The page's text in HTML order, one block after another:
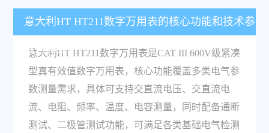
意大利HT HT211数字万用表的核心功能和技术参
数有哪些？
意大利HT HT211数字万用表是CAT III 600V级紧凑
型真有效值数字万用表，核心功能覆盖多类电气参
数测量需求，具体可支持交直流电压、交直流电
流、电阻、频率、温度、电容测量，同时配备通断
测试、二极管测试功能，可满足各类基础电气检测